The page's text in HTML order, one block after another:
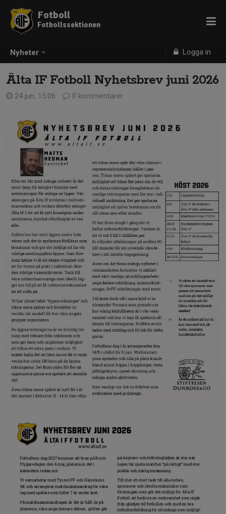
Nyheter Logga in
Fotboll
Fotbollssektionen
Älta IF Fotboll Nyhetsbrev juni 2026
24 jun, 15:06 0 kommentarer